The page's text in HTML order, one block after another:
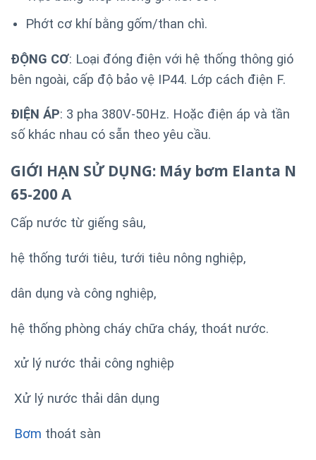
Phớt cơ khí bằng gốm/than chì.
ĐỘNG CƠ: Loại đóng điện với hệ thống thông gió
bên ngoài, cấp độ bảo vệ IP44. Lớp cách điện F.
ĐIỆN ÁP: 3 pha 380V-50Hz. Hoặc điện áp và tần
số khác nhau có sẵn theo yêu cầu.
GIỚI HẠN SỬ DỤNG: Máy bơm Elanta N
65-200 A
Cấp nước từ giếng sâu,
hệ thống tưới tiêu, tưới tiêu nông nghiệp,
dân dụng và công nghiệp,
hệ thống phòng cháy chữa cháy, thoát nước.
xử lý nước thải công nghiệp
Xử lý nước thải dân dụng
Bơm thoát sàn